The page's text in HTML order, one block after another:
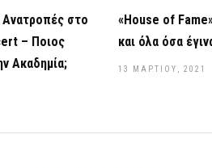
στο
– Ποιος
Ακαδημία;
«House of
και όλα όσα
13 ΜΑΡΤΊΟΥ, 2021